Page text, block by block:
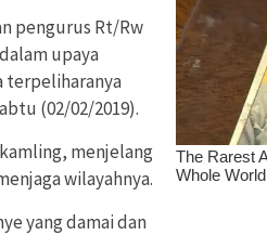
pengurus Rt/Rw
upaya
terpeliharanya
(02/02/2019).
menjelang
wilayahnya.
yang damai dan